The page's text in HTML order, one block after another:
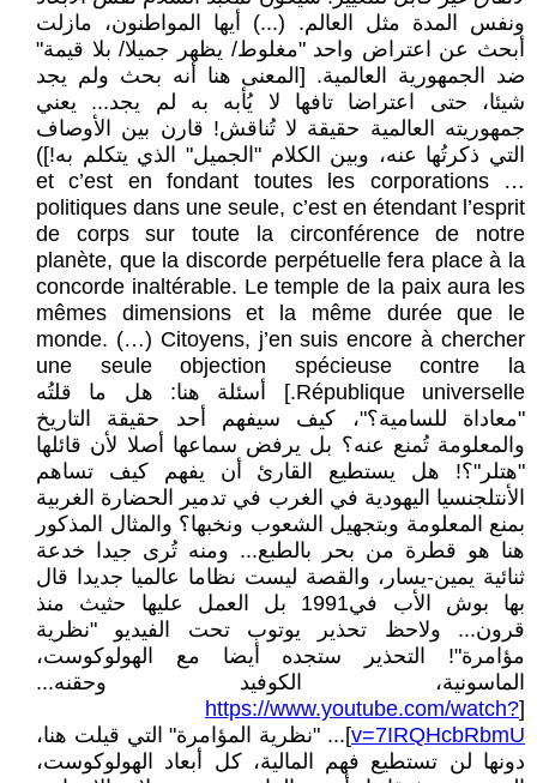
ونفس المدة مثل العالم. (...) أيها المواطنون، مازلت
أبحث عن اعتراض واحد "مغلوط/ يظهر جميلا/ بلا قيمة"
ضد الجمهورية العالمية. [المعنى هنا أنه بحث ولم يجد
شيئا، حتى اعتراضا تافها لا يُأبه به لم يجد... يعني
جمهوريته العالمية حقيقة لا تُناقش! قارن بين الأوصاف
التي ذكرتُها عنه، وبين الكلام "الجميل" الذي يتكلم به!])
… et c’est en fondant toutes les corporations
politiques dans une seule, c’est en étendant l’esprit
de corps sur toute la circonférence de notre
planète, que la discorde perpétuelle fera place à la
concorde inaltérable. Le temple de la paix aura les
mêmes dimensions et la même durée que le
monde. (…) Citoyens, j’en suis encore à chercher
une seule objection spécieuse contre la
République universelle.] أسئلة هنا: هل ما قلتُه
"معاداة للسامية؟"، كيف سيفهم أحد حقيقة التاريخ
والمعلومة تُمنع عنه؟ بل يرفض سماعها أصلا لأن قائلها
"هتلر"؟! هل يستطيع القارئ أن يفهم كيف تساهم
الأنتلجنسيا اليهودية في الغرب في تدمير الحضارة الغربية
بمنع المعلومة وبتجهيل الشعوب ونخبها؟ والمثال المذكور
هنا هو قطرة من بحر بالطبع... ومنه تُرى جيدا خدعة
ثنائية يمين-يسار، والقصة ليست نظاما عالميا جديدا قال
بها بوش الأب في1991 بل العمل عليها حثيث منذ
قرون... ولاحظ تحذير يوتوب تحت الفيديو "نظرية
مؤامرة"! التحذير ستجده أيضا مع الهولوكوست،
الماسونية، الكوفيد وحقنه...
[
https://www.youtube.com/watch?
v=7IRQHcbRbmU]... "نظرية المؤامرة" التي قيلت هنا،
دونها لن تستطيع فهم المالية، كل أبعاد الهولوكوست،